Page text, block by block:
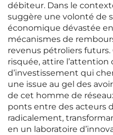
débiteur. Dans le
suggère une volonté de
économique dévastée
mécanismes de
revenus pétroliers
risquée, attire l’attention
d’investissement qui
une issue au gel des
de cet homme de
ponts entre des acteurs
radicalement,
en un laboratoire